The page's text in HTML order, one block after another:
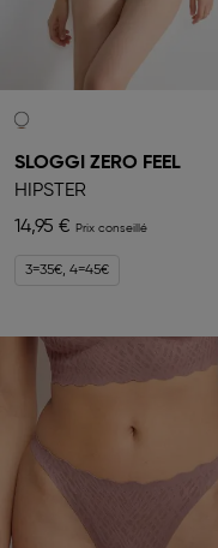
SLOGGI ZERO FEEL
HIPSTER
14,95 €
3=35€, 4=45€